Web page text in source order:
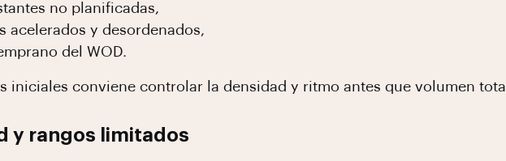
no planificadas,
acelerados y desordenados,
del WOD.
iniciales conviene controlar la densidad y ritmo antes que volumen
y rangos limitados